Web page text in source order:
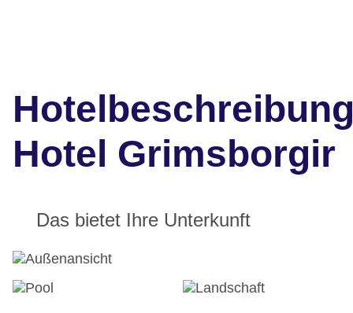
Hotel Grimsborgir
Das bietet Ihre Unterkunft